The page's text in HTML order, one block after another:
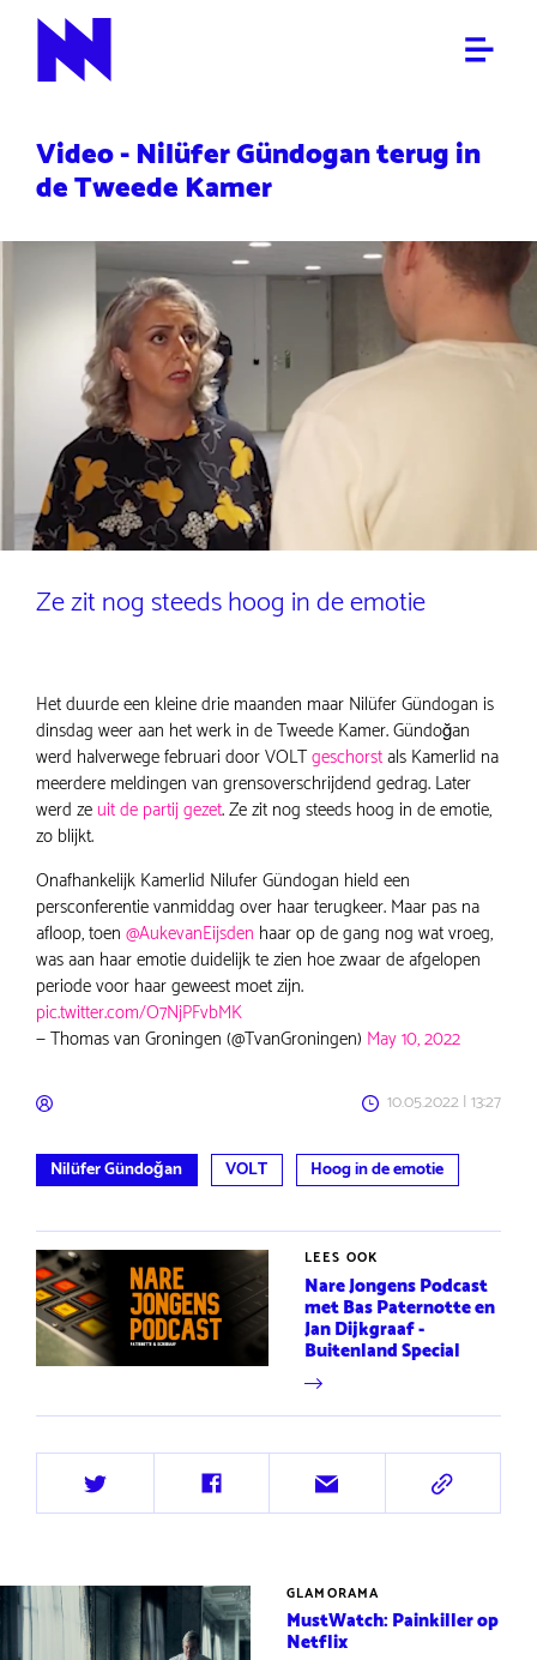
POLITIEK
Video - Nilüfer Gündogan terug in
de Tweede Kamer
Ze zit nog steeds hoog in de emotie
Het duurde een kleine drie maanden maar Nilüfer Gündogan is
dinsdag weer aan het werk in de Tweede Kamer. Gündoğan
werd halverwege februari door VOLTgeschorstals Kamerlid na
meerdere meldingen van grensoverschrijdend gedrag. Later
werd ze uit de partij gezet. Ze zit nog steeds hoog in de emotie,
zo blijkt.
Onafhankelijk Kamerlid Nilufer Gündogan hield een
persconferentie vanmiddag over haar terugkeer. Maar pas na
afloop, toen @AukevanEijsden haar op de gang nog wat vroeg,
was aan haar emotie duidelijk te zien hoe zwaar de afgelopen
periode voor haar geweest moet zijn.
pic.twitter.com/O7NjPFvbMK
— Thomas van Groningen (@TvanGroningen) May 10, 2022
10.05.2022 | 13:27
Nilüfer Gündoğan VOLT Hoog in de emotie
LEES OOK
Nare Jongens Podcast
met Bas Paternotte en
Jan Dijkgraaf -
Buitenland Special
Deel
op
Deel
op
Deel
via
Deel
via
GLAMORAMA
MustWatch: Painkiller op
Netflix